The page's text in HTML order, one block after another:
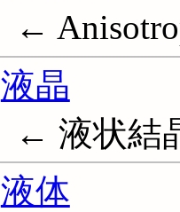
←
液晶
← 液状結
液体